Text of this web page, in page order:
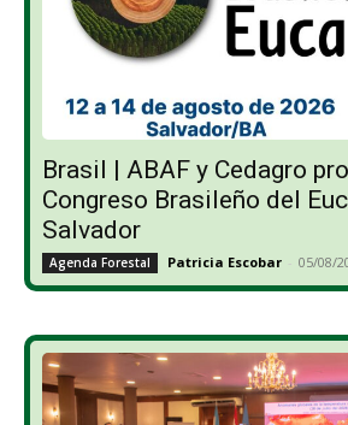
Brasil | ABAF y Cedagro
Congreso Brasileño del
Salvador
Agenda Forestal Patricia Escobar - 05/08/